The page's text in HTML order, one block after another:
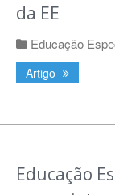
da EE
Educação
Artigo
Educação